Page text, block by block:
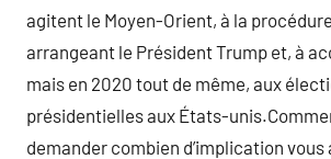
agitent le Moyen-Orient, à la
arrangeant le Président Trump et, à
mais en 2020 tout de même, aux
présidentielles aux États-
demander combien d’implication